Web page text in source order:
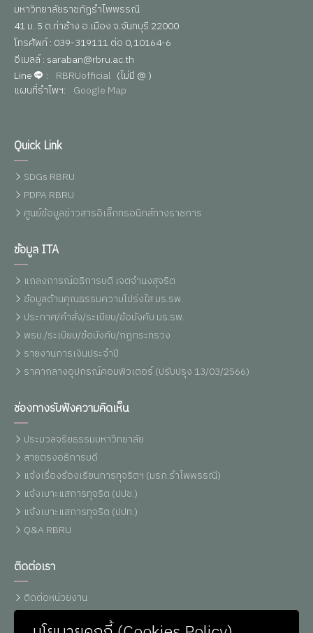
มหาวิทยาลัยราชภัฏรำไพพรรณี
41 ม. 5 ต.ท่าช้าง อ.เมือง จ.จันทบุรี 22000
โทรศัพท์ : 039-319111 ต่อ 0,10164-6
อีเมลล์ : saraban@rbru.ac.th
Line
: RBRUofficial (ไม่มี @ )
แผนที่รำไพฯ: Google Map
Quick Link
SDGs RBRU
PDPA RBRU
ศูนย์ข้อมูลข่าวสารอิเล็กทรอนิกส์ทางราชการ
ข้อมูล ITA
แถลงการณ์อธิการบดี เจตจำนงสุจริต
ข้อมูลด้านคุณธรรมความโปร่งใส มร.รพ.
ประกาศ/คำสั่ง/ระเบียบ/ข้อบังคับ มร.รพ.
พรบ./ระเบียบ/ข้อบังคับ/กฏกระทรวง
รายงานการเงินประจำปี
ราคากลางอุปกรณ์คอมพิวเตอร์ (ปรับปรุง 13/03/2566)
ช่องทางรับฟังความคิดเห็น
ประมวลจริยธรรมมหาวิทยาลัย
สายตรงอธิการบดี
แจ้งเรื่องร้องเรียนการทุจริตฯ (มรภ.รำไพพรรณี)
แจ้งเบาะแสการทุจริต (ปปช.)
แจ้งเบาะแสการทุจริต (ปปท.)
Q&A RBRU
ติดต่อเรา
ติดต่อหน่วยงาน